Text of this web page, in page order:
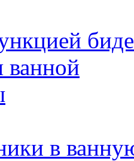
биде
ванной
в